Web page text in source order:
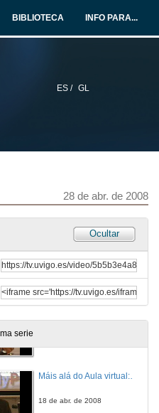
BIBLIOTECA INFO PARA...
ES / GL
28 de abr. de 2008
Ocultar
serie
4 de abr. de 2008
Máis alá do Aula virtual: ¿Entornos persoais da aprendizaxe?
18 de abr. de 2008